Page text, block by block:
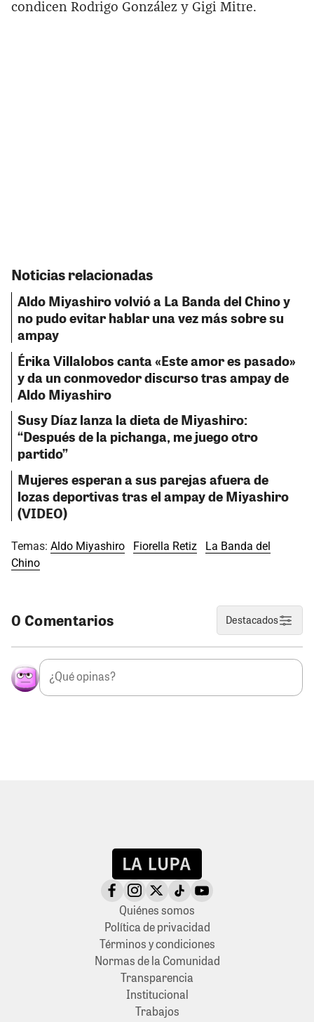
condicen Rodrigo González y Gigi Mitre.
Noticias relacionadas
Aldo Miyashiro volvió a La Banda del Chino y
no pudo evitar hablar una vez más sobre su
ampay
Érika Villalobos canta «Este amor es pasado»
y da un conmovedor discurso tras ampay de
Aldo Miyashiro
Susy Díaz lanza la dieta de Miyashiro:
“Después de la pichanga, me juego otro
partido”
Mujeres esperan a sus parejas afuera de
lozas deportivas tras el ampay de Miyashiro
(VIDEO)
Temas: Aldo Miyashiro Fiorella Retiz
La Banda del
Chino
0 Comentarios Destacados
Quiénes somos
Política de privacidad
Términos y condiciones
Normas de la Comunidad
Transparencia
Institucional
Trabajos